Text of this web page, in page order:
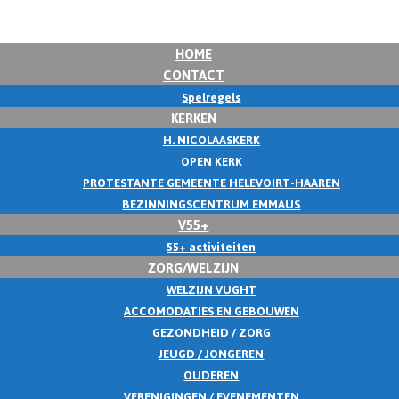
HOME
CONTACT
Spelregels
KERKEN
H. NICOLAASKERK
OPEN KERK
PROTESTANTE GEMEENTE HELEVOIRT-HAAREN
BEZINNINGSCENTRUM EMMAUS
V55+
55+ activiteiten
ZORG/WELZIJN
WELZIJN VUGHT
ACCOMODATIES EN GEBOUWEN
GEZONDHEID / ZORG
JEUGD / JONGEREN
OUDEREN